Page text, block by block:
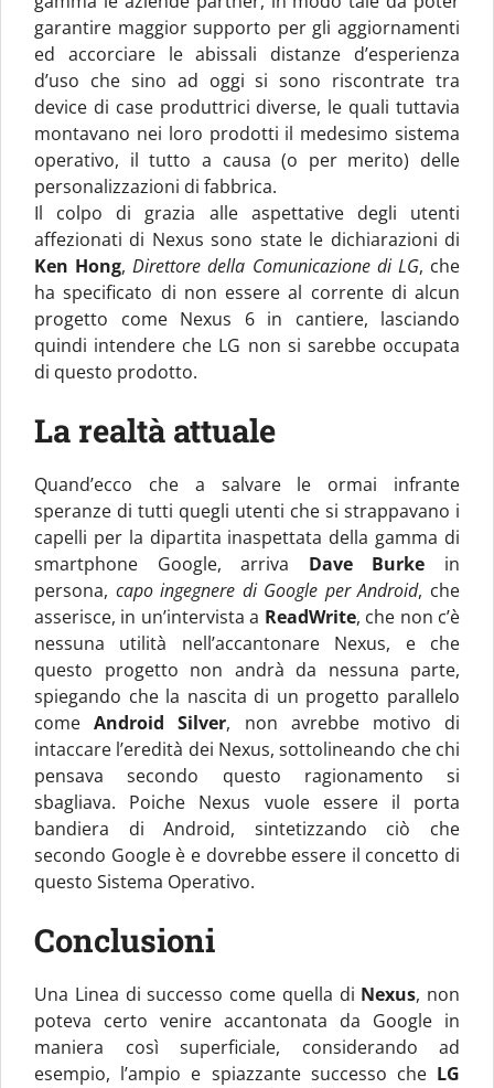
garantire maggior supporto per gli aggiornamenti
ed accorciare le abissali distanze d’esperienza
d’uso che sino ad oggi si sono riscontrate tra
device di case produttrici diverse, le quali tuttavia
montavano nei loro prodotti il medesimo sistema
operativo, il tutto a causa (o per merito) delle
personalizzazioni di fabbrica.
Il colpo di grazia alle aspettative degli utenti
affezionati di Nexus sono state le dichiarazioni di
Ken Hong,Direttore della Comunicazione di LG, che
ha specificato di non essere al corrente di alcun
progetto come Nexus 6 in cantiere, lasciando
quindi intendere che LG non si sarebbe occupata
di questo prodotto.
La realtà attuale
Quand’ecco che a salvare le ormai infrante
speranze di tutti quegli utenti che si strappavano i
capelli per la dipartita inaspettata della gamma di
smartphone Google, arriva Dave Burke in
persona, capo ingegnere di Google per Android, che
asserisce, in un’intervista a ReadWrite, che non c’è
nessuna utilità nell’accantonare Nexus, e che
questo progetto non andrà da nessuna parte,
spiegando che la nascita di un progetto parallelo
comeAndroid Silver, non avrebbe motivo di
intaccare l’eredità dei Nexus, sottolineando che chi
pensava secondo questo ragionamento si
sbagliava. Poiche Nexus vuole essere il porta
bandiera di Android, sintetizzando ciò che
secondo Google è e dovrebbe essere il concetto di
questo Sistema Operativo.
Conclusioni
Una Linea di successo come quella di Nexus, non
poteva certo venire accantonata da Google in
maniera così superficiale, considerando ad
esempio, l’ampio e spiazzante successo che LG